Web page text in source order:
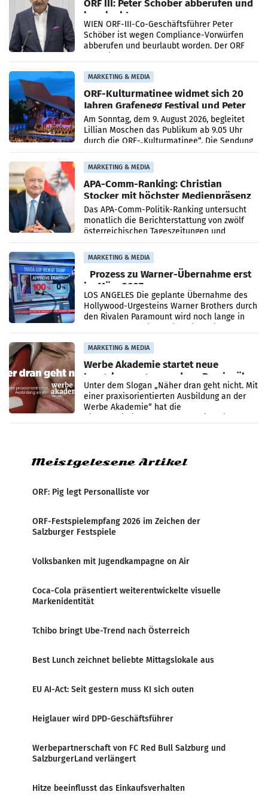
ORF III: Peter Schöber abberufen und
beurlaubt
WIEN ORF-III-Co-Geschäftsführer Peter
Schöber ist wegen Compliance-Vorwürfen
abberufen und beurlaubt worden. Der ORF
MARKETING & MEDIA
ORF-Kulturmatinee widmet sich 20
Jahren Grafenegg Festival und Peter
Simonischek
Am Sonntag, dem 9. August 2026, begleitet
Lillian Moschen das Publikum ab 9.05 Uhr
durch die ORF-„Kulturmatinee“. Die Sendung
startet mit der Dokumentation „20 Jahre
Grafenegg
MARKETING & MEDIA
APA-Comm-Ranking: Christian
Stocker mit höchster Medienpräsenz
im Juli
Das APA-Comm-Politik-Ranking untersucht
monatlich die Berichterstattung von zwölf
österreichischen Tageszeitungen und
analysiert, welche Politikerinnen und
Politiker Österreichs die
MARKETING & MEDIA
Prozess zu Warner-Übernahme erst
im März 2027
LOS ANGELES Die geplante Übernahme des
Hollywood-Urgesteins Warner Brothers durch
den Rivalen Paramount wird noch lange in
MARKETING & MEDIA
Werbe Akademie startet neue
Imagekampagne rund um Praxisnähe
Unter dem Slogan „Näher dran geht nicht. Mit
einer praxisorientierten Ausbildung an der
Werbe Akademie“ hat die
Meistgelesene Artikel
ORF: Pig legt Personalliste vor
ORF-Festspielempfang 2026 im Zeichen der
Salzburger Festspiele
Volksbanken mit Jugendkampagne on Air
Coca-Cola präsentiert weiterentwickelte visuelle
Markenidentität
Tchibo bringt Ube-Trend nach Österreich
Best Lunch zeichnet beliebte Mittagslokale aus
EU AI-Act: Seit gestern muss KI sich outen
Heiglauer wird DPD-Geschäftsführer
Werbepartnerschaft von FC Red Bull Salzburg und
SalzburgerLand verlängert
Hitze beeinflusst das Einkaufsverhalten